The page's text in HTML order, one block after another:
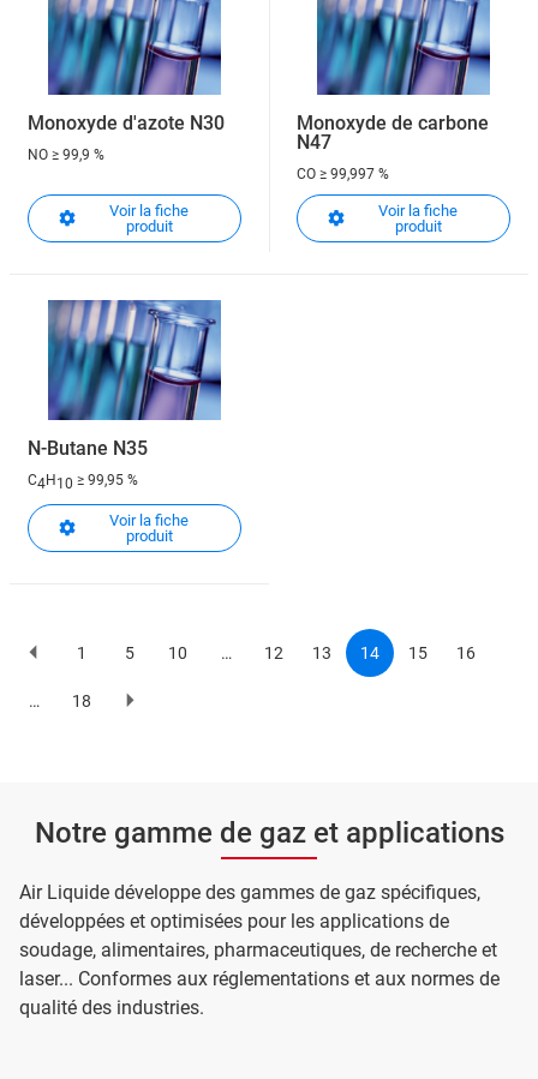
Monoxyde d'azote N30
NO ≥ 99,9 %
Voir la fiche
produit
Monoxyde de carbone
N47
CO ≥ 99,997 %
Voir la fiche
produit
N-Butane N35
C4H 10 ≥ 99,95 %
Voir la fiche
produit
PreviousPage
1 Page
5 Page
10 … Page
12 Page
13
Current
page
14 Page
15 Page
16
… Page
18
Page
Notre gamme de gaz et applications
Air Liquide développe des gammes de gaz spécifiques,
développées et optimisées pour les applications de
soudage, alimentaires, pharmaceutiques, de recherche et
laser... Conformes aux réglementations et aux normes de
qualité des industries.